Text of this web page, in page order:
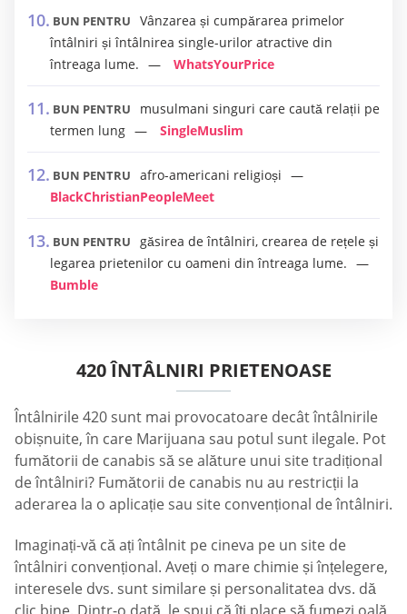
BUN PENTRU
Vânzarea și cumpărarea primelor
întâlniri și întâlnirea single-urilor atractive din
întreaga lume.
WhatsYourPrice
BUN PENTRU
musulmani singuri care caută relații pe
termen lung
SingleMuslim
BUN PENTRU
afro-americani religioși
BlackChristianPeopleMeet
BUN PENTRU
găsirea de întâlniri, crearea de rețele și
legarea prietenilor cu oameni din întreaga lume.
Bumble
420 ÎNTÂLNIRI PRIETENOASE
Întâlnirile 420 sunt mai provocatoare decât întâlnirile
obișnuite, în care Marijuana sau potul sunt ilegale. Pot
fumătorii de canabis să se alăture unui site tradițional
de întâlniri? Fumătorii de canabis nu au restricții la
aderarea la o aplicație sau site convențional de întâlniri.
Imaginați-vă că ați întâlnit pe cineva pe un site de
întâlniri convențional. Aveți o mare chimie și înțelegere,
interesele dvs. sunt similare și personalitatea dvs. dă